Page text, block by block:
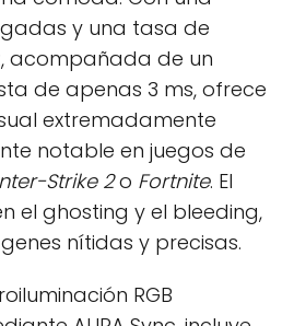
y una tasa de
acompañada de un
de apenas 3 ms, ofrece
extremadamente
notable en juegos de
Strike 2o Fortnite. El
el ghosting y el bleeding,
nítidas y precisas.
RGB